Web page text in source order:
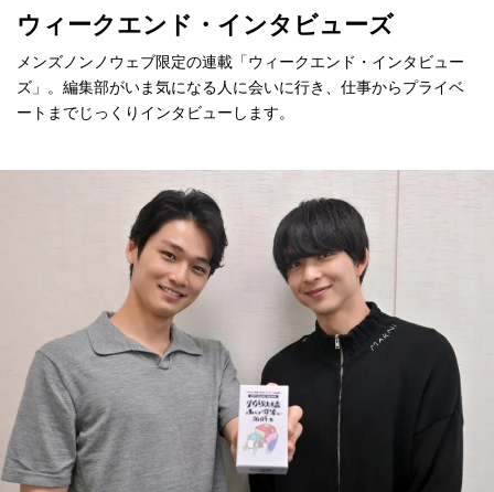
ウィークエンド・インタビューズ
メンズノンノウェブ限定の連載「ウィークエンド・インタビュー
ズ」。編集部がいま気になる人に会いに行き、仕事からプライベ
ートまでじっくりインタビューします。